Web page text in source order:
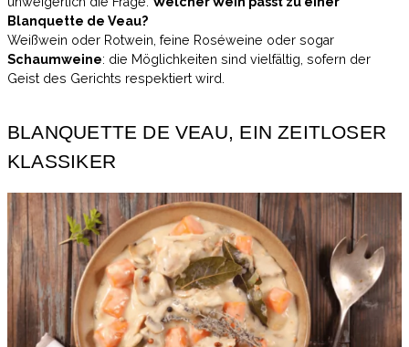
Blanquette de Veau?
Weißwein oder Rotwein, feine Roséweine oder sogar
Schaumweine: die Möglichkeiten sind vielfältig, sofern der
Geist des Gerichts respektiert wird.
BLANQUETTE DE VEAU, EIN ZEITLOSER
KLASSIKER